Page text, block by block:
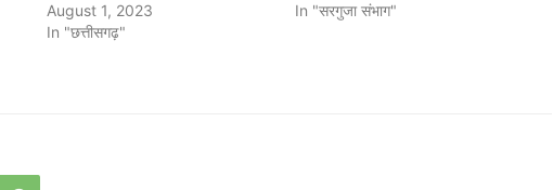
August 1, 2023
In "छत्तीसगढ़"
In "सरगुजा संभाग"